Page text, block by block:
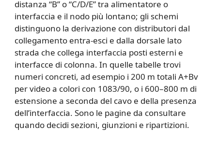
distanza “B” o “C/D/E” tra alimentatore o
interfaccia e il nodo più lontano; gli schemi
distinguono la derivazione con distributori dal
collegamento entra-esci e dalla dorsale lato
strada che collega interfaccia posti esterni e
interfacce di colonna. In quelle tabelle trovi
numeri concreti, ad esempio i 200 m totali A+Bv
per video a colori con 1083/90, o i 600–800 m di
estensione a seconda del cavo e della presenza
dell’interfaccia. Sono le pagine da consultare
quando decidi sezioni, giunzioni e ripartizioni.